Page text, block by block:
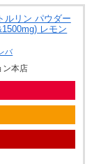
ルリン パウダー
レモン
バ
ン本店